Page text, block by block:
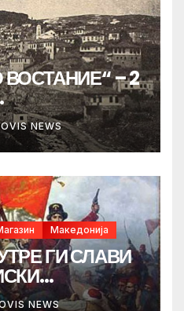
– 2
NEWS
Македонија
ГИ СЛАВИ
NEWS